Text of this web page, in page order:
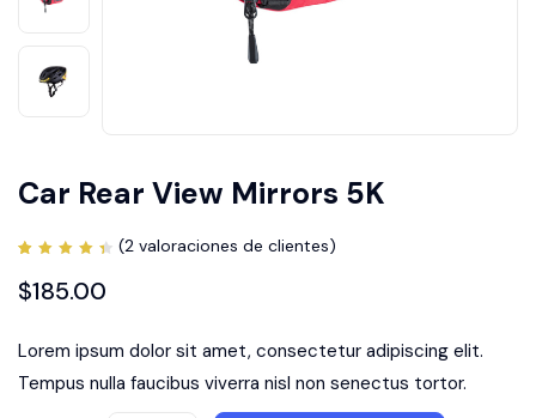
Car Rear View Mirrors 5K
con
4.50
de 5
valoraciones
de
(2 valoraciones de clientes)
$185.00
Lorem ipsum dolor sit amet, consectetur adipiscing elit.
Tempus nulla faucibus viverra nisl non senectus tortor.